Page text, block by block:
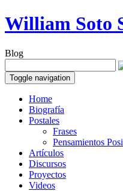
William Soto
Blog
Toggle navigation
Home
Biografía
Postales
Frases
Pensamientos
Artículos
Discursos
Proyectos
Videos